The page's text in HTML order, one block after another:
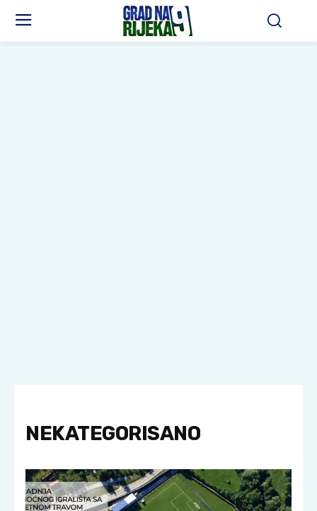
NEKATEGORISANO